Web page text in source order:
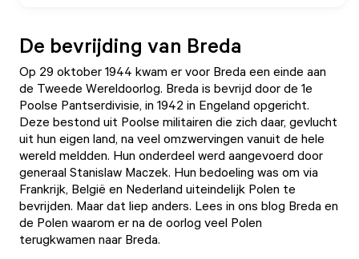
De bevrijding van Breda
Op 29 oktober 1944 kwam er voor Breda een einde aan
de Tweede Wereldoorlog. Breda is bevrijd door de 1e
Poolse Pantserdivisie, in 1942 in Engeland opgericht.
Deze bestond uit Poolse militairen die zich daar, gevlucht
uit hun eigen land, na veel omzwervingen vanuit de hele
wereld meldden. Hun onderdeel werd aangevoerd door
generaal Stanislaw Maczek. Hun bedoeling was om via
Frankrijk, België en Nederland uiteindelijk Polen te
bevrijden. Maar dat liep anders. Lees in ons blog Breda en
de Polen waarom er na de oorlog veel Polen
terugkwamen naar Breda.